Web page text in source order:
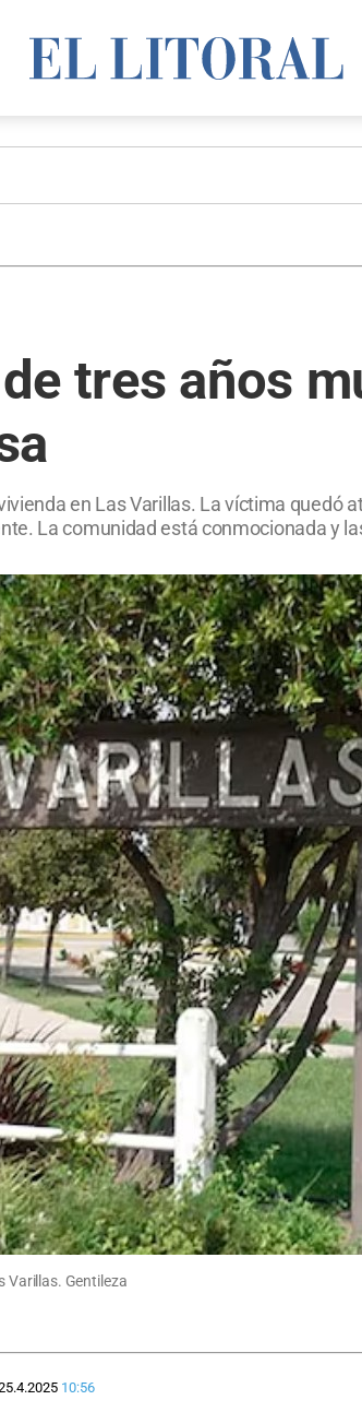
tres años
en Las Varillas. La víctima quedó
La comunidad está conmocionada y
Varillas. Gentileza
10:56